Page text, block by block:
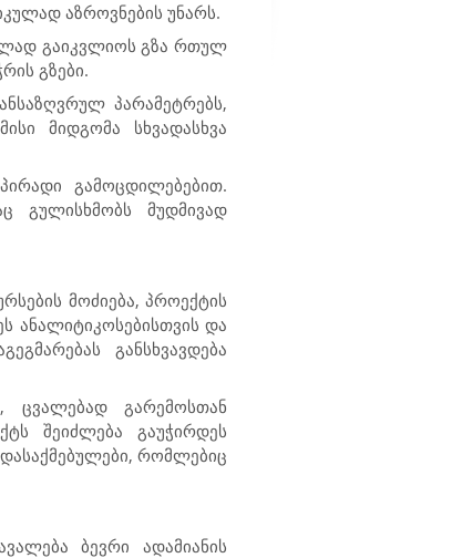
აზროვნების უნარს.
გაიკვლიოს გზა რთულ
გზები.
პარამეტრებს,
მიდგომა სხვადასხვა
გამოცდილებებით.
გულისხმობს მუდმივად
მოძიება, პროექტის
ანალიტიკოსებისთვის და
განსხვავდება
ცვალებად გარემოსთან
შეიძლება გაუჭირდეს
რომლებიც
ბევრი ადამიანის